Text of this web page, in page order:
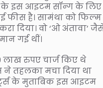
इस आइटम सॉन्ग के लिए
है। सामंथा को फिल्म
दिया। वो ‘ओ अंतावा’
गई थीं।
रुपए चार्ज किए थे
तहलका मचा दिया था
के मुताबिक इस आइटम